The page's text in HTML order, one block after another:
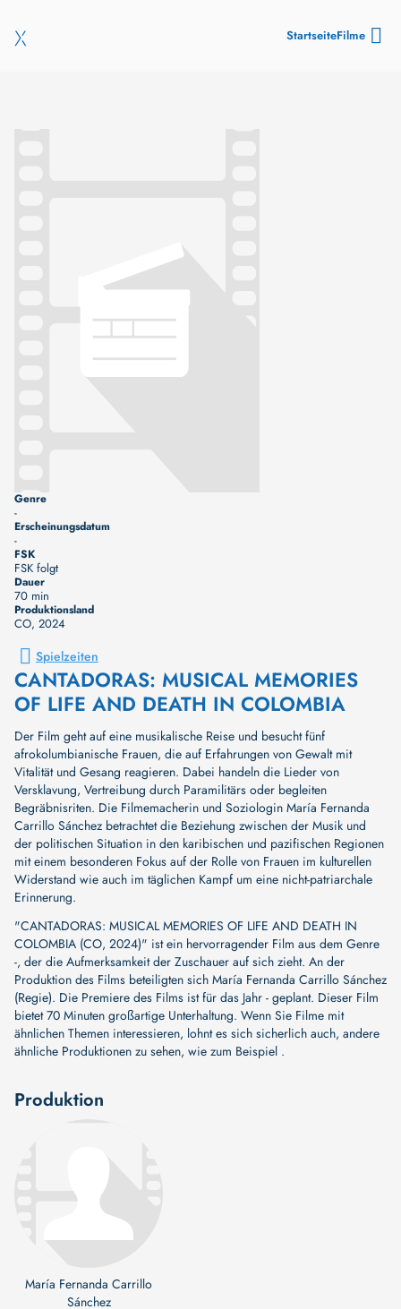
StartseiteFilme
Genre
-
Erscheinungsdatum
-
FSK
FSK folgt
Dauer
70 min
Produktionsland
CO, 2024
Spielzeiten
CANTADORAS: MUSICAL MEMORIES
OF LIFE AND DEATH IN COLOMBIA
Der Film geht auf eine musikalische Reise und besucht fünf
afrokolumbianische Frauen, die auf Erfahrungen von Gewalt mit
Vitalität und Gesang reagieren. Dabei handeln die Lieder von
Versklavung, Vertreibung durch Paramilitärs oder begleiten
Begräbnisriten. Die Filmemacherin und Soziologin María Fernanda
Carrillo Sánchez betrachtet die Beziehung zwischen der Musik und
der politischen Situation in den karibischen und pazifischen Regionen
mit einem besonderen Fokus auf der Rolle von Frauen im kulturellen
Widerstand wie auch im täglichen Kampf um eine nicht-patriarchale
Erinnerung.
"CANTADORAS: MUSICAL MEMORIES OF LIFE AND DEATH IN
COLOMBIA (CO, 2024)" ist ein hervorragender Film aus dem Genre
-, der die Aufmerksamkeit der Zuschauer auf sich zieht. An der
Produktion des Films beteiligten sich María Fernanda Carrillo Sánchez
(Regie). Die Premiere des Films ist für das Jahr - geplant. Dieser Film
bietet 70 Minuten großartige Unterhaltung. Wenn Sie Filme mit
ähnlichen Themen interessieren, lohnt es sich sicherlich auch, andere
ähnliche Produktionen zu sehen, wie zum Beispiel .
Produktion
María Fernanda Carrillo
Sánchez